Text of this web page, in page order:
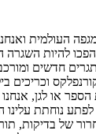
העולמית
להיות
חדשים
וכריכים
או לגן,
נוחתת עלינו
של בדיקות,